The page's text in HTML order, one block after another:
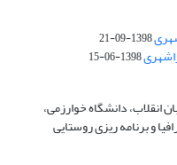
1398-09-21
1398-06-15
انقلاب، دانشگاه خوارزمی،
و برنامه ریزی روستایی